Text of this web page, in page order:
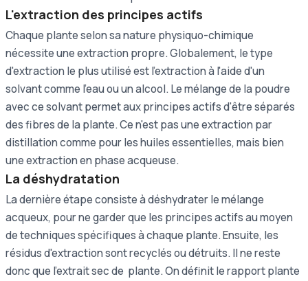
L'extraction des principes actifs
Chaque plante selon sa nature physiquo-chimique
nécessite une extraction propre. Globalement, le type
d'extraction le plus utilisé est l'extraction à l'aide d'un
solvant comme l'eau ou un alcool. Le mélange de la poudre
avec ce solvant permet aux principes actifs d'être séparés
des fibres de la plante. Ce n'est pas une extraction par
distillation comme pour les huiles essentielles, mais bien
une extraction en phase acqueuse.
La déshydratation
La dernière étape consiste à déshydrater le mélange
acqueux, pour ne garder que les principes actifs au moyen
de techniques spécifiques à chaque plante. Ensuite, les
résidus d'extraction sont recyclés ou détruits. Il ne reste
donc que l'extrait sec de plante. On définit le rapport plante